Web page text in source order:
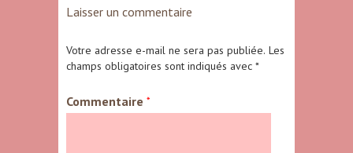
Laisser un commentaire
Votre adresse e-mail ne sera pas publiée. Les
champs obligatoires sont indiqués avec *
Commentaire *